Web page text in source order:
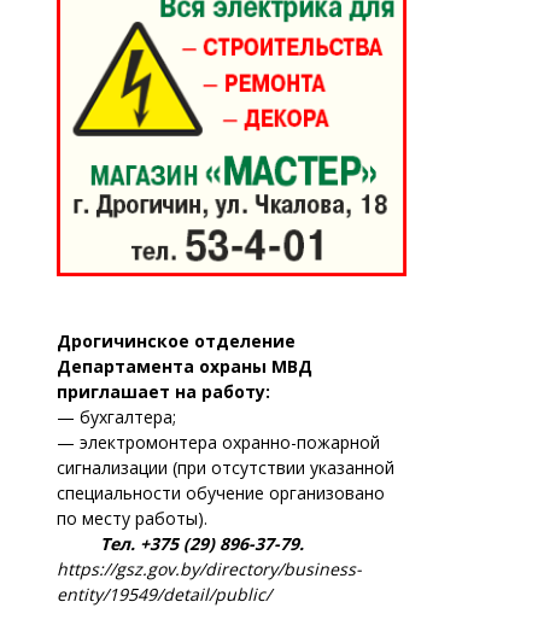
Дрогичинское отделение
Департамента охраны МВД
приглашает на работу:
— бухгалтера;
— электромонтера охранно-пожарной
сигнализации (при отсутствии указанной
специальности обучение организовано
по месту работы).
Тел. +375 (29) 896-37-79.
https://gsz.gov.by/directory/business-
entity/19549/detail/public/